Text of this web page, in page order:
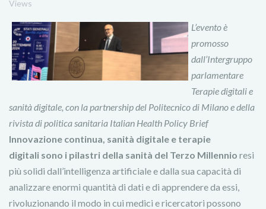
Views
L’evento è
promosso
dall’Intergruppo
parlamentare
Terapie digitali e
sanità digitale, con la partnership del Politecnico di Milano e della
rivista di politica sanitaria Italian Health Policy Brief
Innovazione continua, sanità digitale e terapie
digitali sono i pilastri della sanità del Terzo Millennio resi
più solidi dall’intelligenza artificiale e dalla sua capacità di
analizzare enormi quantità di dati e di apprendere da essi,
rivoluzionando il modo in cui medici e ricercatori possono